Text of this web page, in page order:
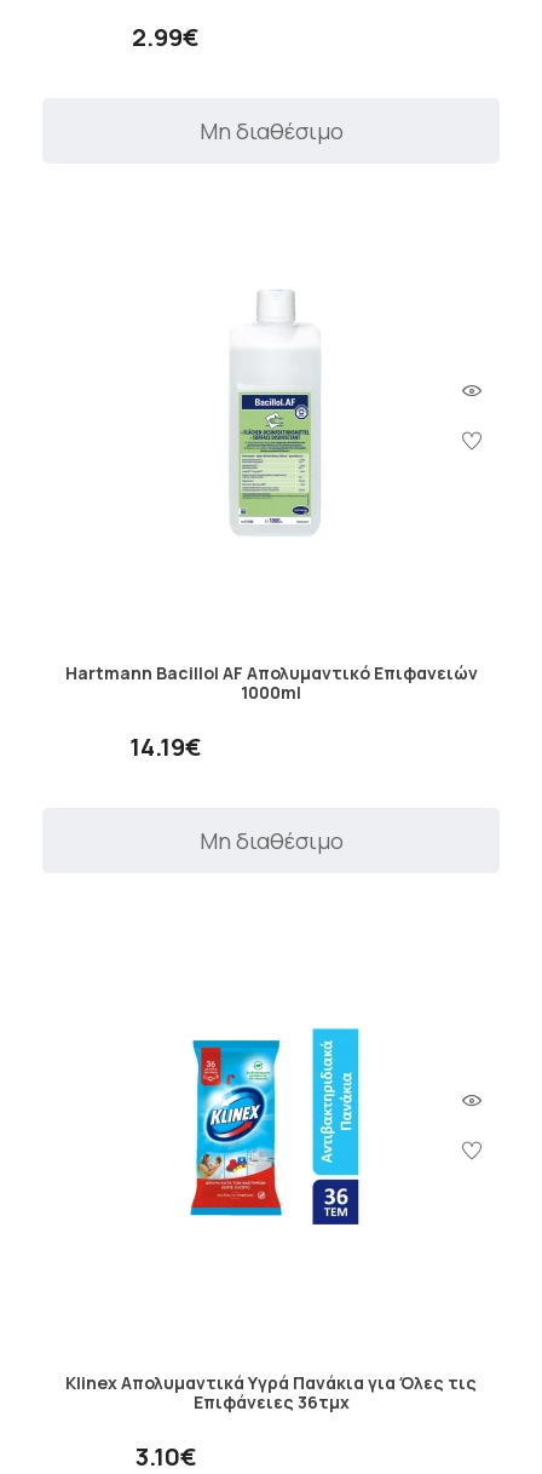
2.99€
Μη διαθέσιμο
Hartmann Bacillol AF Απολυμαντικό Επιφανειών
1000ml
14.19€
Μη διαθέσιμο
Klinex Απολυμαντικά Υγρά Πανάκια για Όλες τις
Επιφάνειες 36τμχ
3.10€